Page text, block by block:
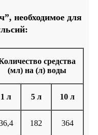
необходимое для
средства
(мл) на (л) воды
1 л 5 л 10 л
182 364